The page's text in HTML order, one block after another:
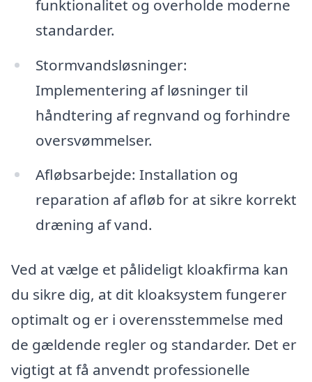
funktionalitet og overholde moderne
standarder.
Stormvandsløsninger:
Implementering af løsninger til
håndtering af regnvand og forhindre
oversvømmelser.
Afløbsarbejde: Installation og
reparation af afløb for at sikre korrekt
dræning af vand.
Ved at vælge et pålideligt kloakfirma kan
du sikre dig, at dit kloaksystem fungerer
optimalt og er i overensstemmelse med
de gældende regler og standarder. Det er
vigtigt at få anvendt professionelle